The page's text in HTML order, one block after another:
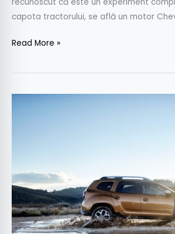
capota tractorului, se află un motor
Read More »
în
creștere,
motoarele
diesel